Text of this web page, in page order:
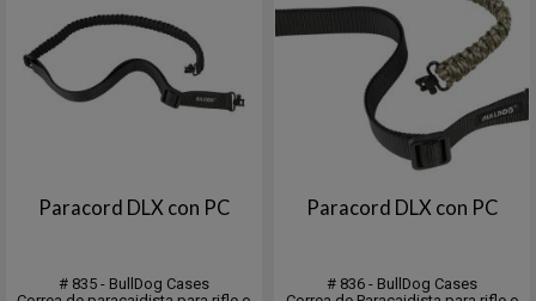
Paracord DLX con PC
# 835 - BullDog Cases
Paracord DLX con PC
# 836 - BullDog Cases